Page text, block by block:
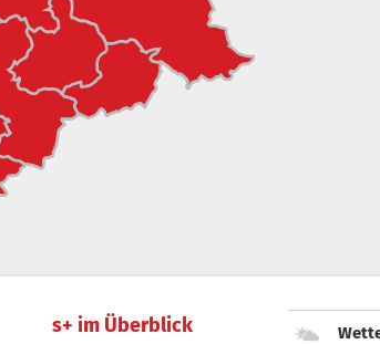
s+ im Überblick